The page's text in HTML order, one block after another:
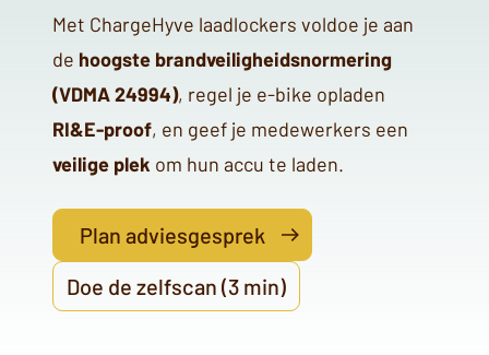
Met ChargeHyve laadlockers voldoe je aan
de hoogste brandveiligheidsnormering
(VDMA 24994), regel je e-bike opladen
RI&E-proof, en geef je medewerkers een
veilige plek om hun accu te laden.
Plan adviesgesprek
Doe de zelfscan (3 min)